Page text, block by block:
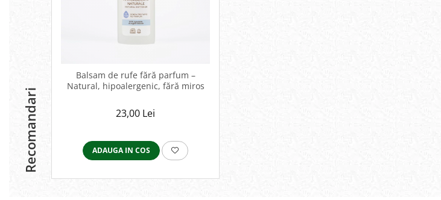
Recomandari
Balsam de rufe fără parfum –
Natural, hipoalergenic, fără miros
23,00 Lei
ADAUGA IN COS